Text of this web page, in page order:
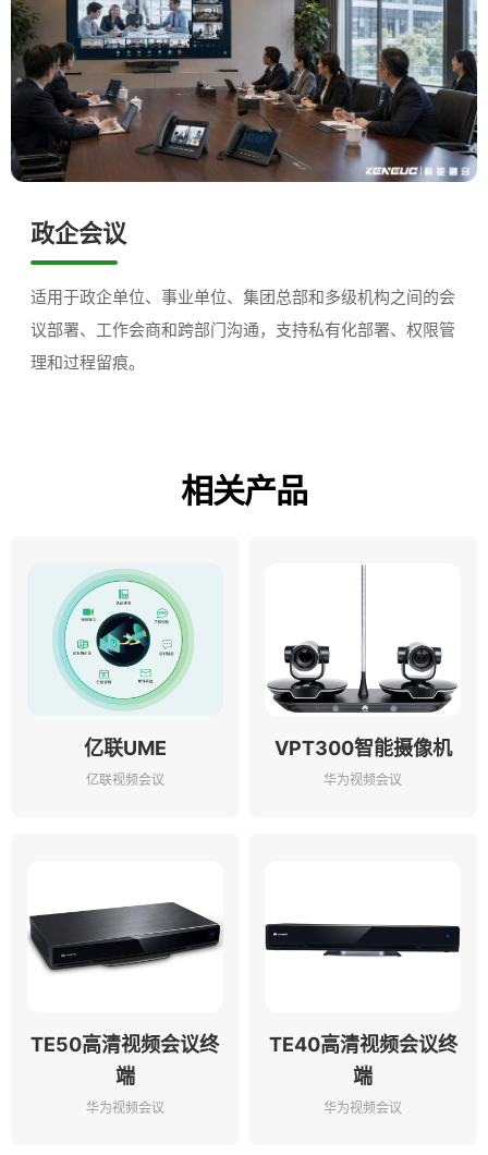
政企会议
适用于政企单位、事业单位、集团总部和多级机构之间的会
议部署、工作会商和跨部门沟通，支持私有化部署、权限管
理和过程留痕。
相关产品
亿联UME
亿联视频会议
VPT300智能摄像机
华为视频会议
TE50高清视频会议终
端
华为视频会议
TE40高清视频会议终
端
华为视频会议